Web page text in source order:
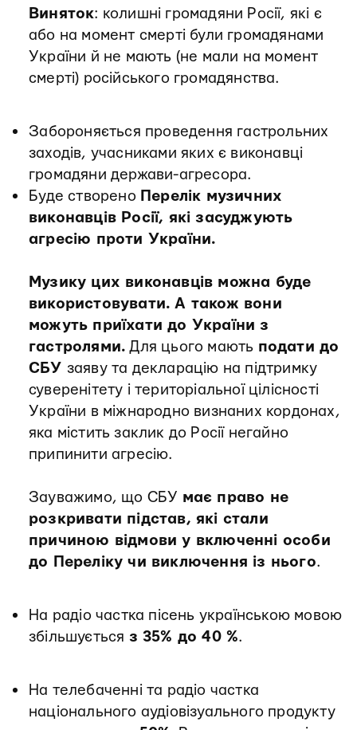
Виняток: колишні громадяни Росії, які є
або на момент смерті були громадянами
України й не мають (не мали на момент
смерті) російського громадянства.
️Забороняється проведення гастрольних
заходів, учасниками яких є виконавці
громадяни держави-агресора.
️Буде створено Перелік музичних
виконавців Росії, які засуджують
агресію проти України.
Музику цих виконавців можна буде
використовувати. А також вони
можуть приїхати до України з
гастролями. Для цього мають подати до
СБУ заяву та декларацію на підтримку
суверенітету і територіальної цілісності
України в міжнародно визнаних кордонах,
яка містить заклик до Росії негайно
припинити агресію.
Зауважимо, що СБУ має право не
розкривати підстав, які стали
причиною відмови у включенні особи
до Переліку чи виключення із нього.
️На радіо частка пісень українською мовою
збільшується з 35% до 40 %.
На телебаченні та радіо частка
національного аудіовізуального продукту